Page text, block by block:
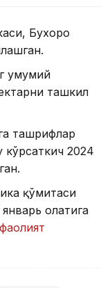
Бухоро
умумий
ташкил
ташрифлар
кўрсаткич 2024
қўмитаси
ҳолатига
фаолият